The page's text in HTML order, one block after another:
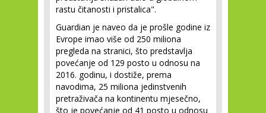
rastu čitanosti i pristalica".
Guardian je naveo da je prošle godine iz
Evrope imao više od 250 miliona
pregleda na stranici, što predstavlja
povećanje od 129 posto u odnosu na
2016. godinu, i dostiže, prema
navodima, 25 miliona jedinstvenih
pretraživača na kontinentu mjesečno,
što je povećanje od 41 posto u odnosu